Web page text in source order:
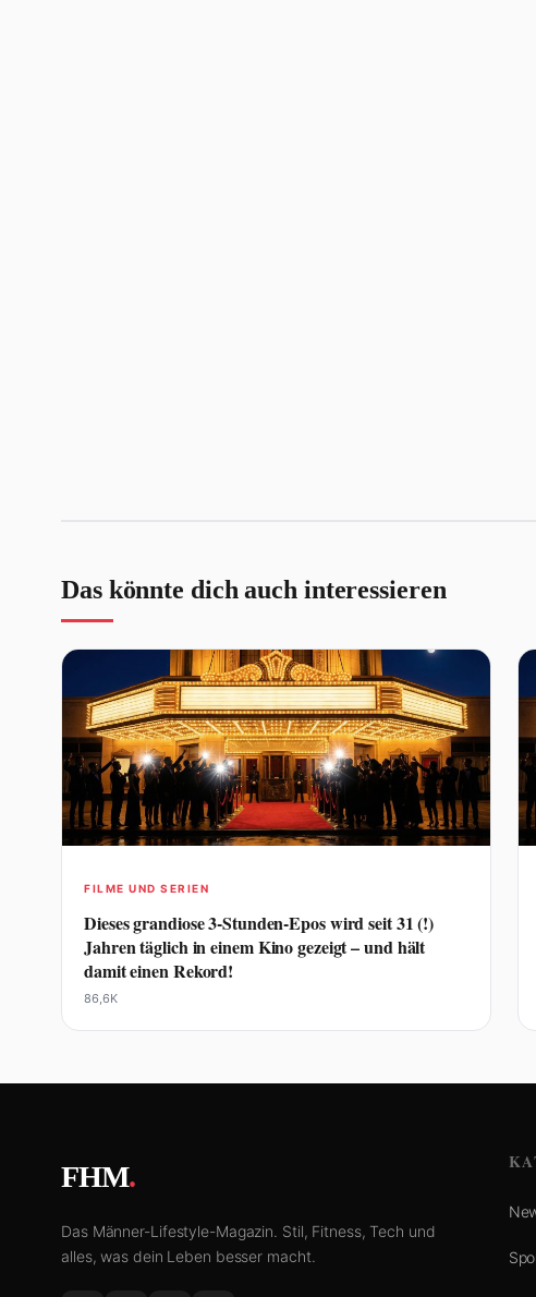
Das könnte dich auch interessieren
FILME UND SERIEN
Dieses grandiose 3-Stunden-Epos wird seit 31 (!)
Jahren täglich in einem Kino gezeigt – und hält
damit einen Rekord!
86,6K
FHM.
Das Männer-Lifestyle-Magazin. Stil, Fitness, Tech und
alles, was dein Leben besser macht.